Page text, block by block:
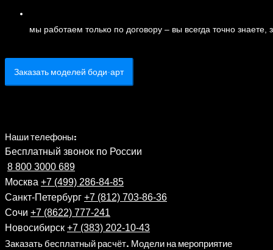
мы работаем только по договору – вы всегда точно знаете,
Заказать моделей боди-арт
Наши телефоны:
Бесплатный звонок по России
8 800 3000 689
Москва +7 (499) 286-84-85
Санкт-Петербург +7 (812) 703-86-36
Сочи +7 (8622) 777-241
Новосибирск +7 (383) 202-10-43
Заказать бесплатный расчёт. Модели на мероприятие